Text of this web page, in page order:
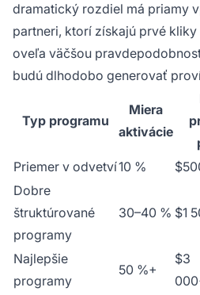
dramatický rozdiel má priamy
partneri, ktorí získajú prvé
oveľa väčšou
budú dlhodobo generovať
Typ programu
Miera
aktivácie
Priemer v odvetví10 %
Dobre
štruktúrované
programy
30–40 % $1
Najlepšie
programy
50 %+
$3